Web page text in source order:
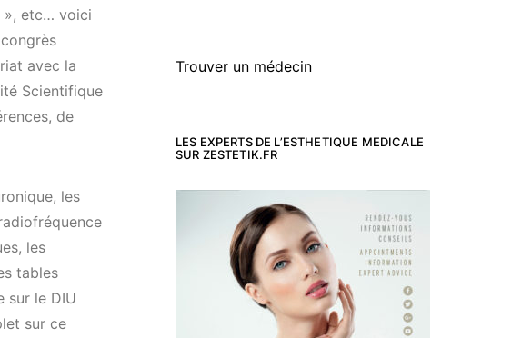
», etc… voici
avec la
Scientifique
de
les
les
tables
sur le DIU
sur ce
Trouver un médecin
LES EXPERTS DE L’ESTHETIQUE MEDICALE
SUR ZESTETIK.FR